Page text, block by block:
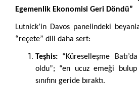
Egemenlik Ekonomisi Geri Döndü”
Lutnick’in Davos panelindeki
“reçete” dili daha sert:
Teşhis: “Küreselleşme
oldu”; “en ucuz emeği
sınıfını geride bıraktı.